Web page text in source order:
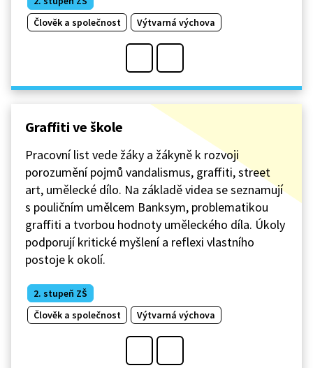
Člověk a společnost
Výtvarná výchova
Graffiti ve škole
Pracovní list vede žáky a žákyně k rozvoji
porozumění pojmů vandalismus, graffiti, street
art, umělecké dílo. Na základě videa se seznamují
s pouličním umělcem Banksym, problematikou
graffiti a tvorbou hodnoty uměleckého díla. Úkoly
podporují kritické myšlení a reflexi vlastního
postoje k okolí.
2. stupeň ZŠ
Člověk a společnost
Výtvarná výchova